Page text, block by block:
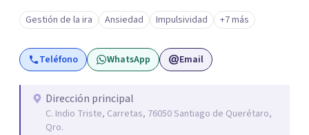
fortalecer tu autoestima. . Comprender por qué repites
ciertos patrones o emociones. Puedes superar lo que te
preocupa y lograr tus objetivos más pronto de lo que
imaginas. Contáctame por Wahtsapp. Puedo ayudarte.
Gestión de la ira Ansiedad Impulsividad +7 más
Teléfono WhatsApp Email
Dirección principal
C. Indio Triste, Carretas, 76050 Santiago de Querétaro,
Qro.